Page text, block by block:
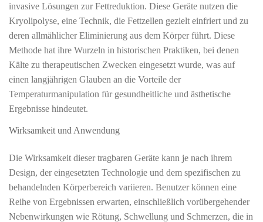
invasive Lösungen zur Fettreduktion. Diese Geräte nutzen die
Kryolipolyse, eine Technik, die Fettzellen gezielt einfriert und zu
deren allmählicher Eliminierung aus dem Körper führt. Diese
Methode hat ihre Wurzeln in historischen Praktiken, bei denen
Kälte zu therapeutischen Zwecken eingesetzt wurde, was auf
einen langjährigen Glauben an die Vorteile der
Temperaturmanipulation für gesundheitliche und ästhetische
Ergebnisse hindeutet.
Wirksamkeit und Anwendung
Die Wirksamkeit dieser tragbaren Geräte kann je nach ihrem
Design, der eingesetzten Technologie und dem spezifischen zu
behandelnden Körperbereich variieren. Benutzer können eine
Reihe von Ergebnissen erwarten, einschließlich vorübergehender
Nebenwirkungen wie Rötung, Schwellung und Schmerzen, die in